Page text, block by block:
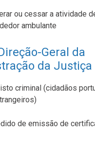
ou cessar a atividade
ambulante
Geral da
da Justiça
criminal (cidadãos
de emissão de